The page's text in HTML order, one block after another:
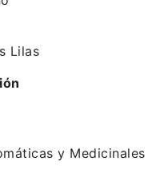
Lilas
y Medicinales